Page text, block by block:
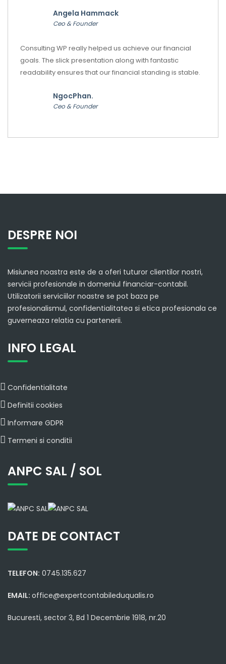
Angela Hammack
Ceo & Founder
Consulting WP really helped us achieve our financial
goals. The slick presentation along with fantastic
readability ensures that our financial standing is stable.
NgocPhan.
Ceo & Founder
DESPRE NOI
Misiunea noastra este de a oferi tuturor clientilor nostri,
servicii profesionale in domeniul financiar-contabil.
Utilizatorii serviciilor noastre se pot baza pe
profesionalismul, confidentialitatea si etica profesionala ce
guverneaza relatia cu partenerii.
INFO LEGAL
Confidentialitate
Definitii cookies
Informare GDPR
Termeni si conditii
ANPC SAL / SOL
DATE DE CONTACT
TELEFON: 0745.135.627
EMAIL: office@expertcontabileduqualis.ro
Bucuresti, sector 3, Bd 1 Decembrie 1918, nr.20